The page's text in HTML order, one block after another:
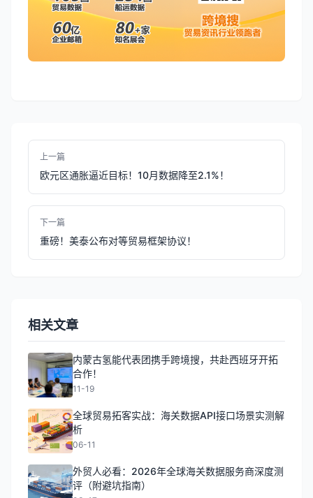
上一篇
欧元区通胀逼近目标！10月数据降至2.1%！
下一篇
重磅！美泰公布对等贸易框架协议！
相关文章
内蒙古氢能代表团携手跨境搜，共赴西班牙开拓
合作！
11-19
全球贸易拓客实战：海关数据API接口场景实测解
析
06-11
外贸人必看：2026年全球海关数据服务商深度测
评（附避坑指南）